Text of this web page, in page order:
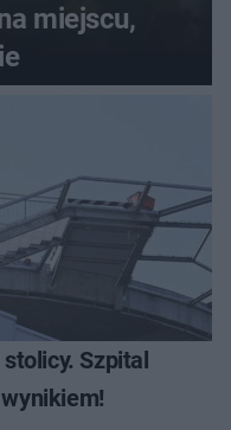
miejscu,
Szpital